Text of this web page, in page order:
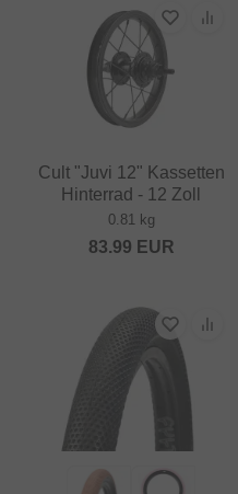
Cult "Juvi 12" Kassetten
Hinterrad - 12 Zoll
0.81 kg
83.99 EUR